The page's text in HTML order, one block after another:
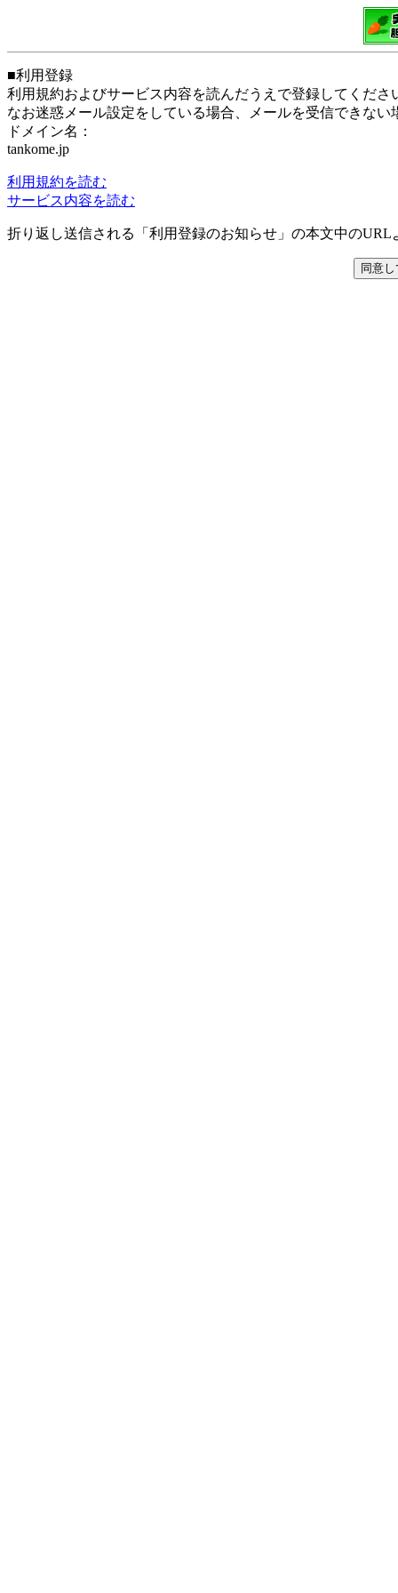
■利用登録
利用規約およびサービス内容を読んだうえで登録してくださ
なお迷惑メール設定をしている場合、メールを受信できな
ドメイン名：
tankome.jp
利用規約を読む
サービス内容を読む
折り返し送信される「利用登録のお知らせ」の本文中の